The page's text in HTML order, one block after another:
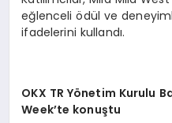
eğlenceli ödül ve
ifadelerini kullandı.
OKX TR Yönetim Kurulu
Week’te konuştu